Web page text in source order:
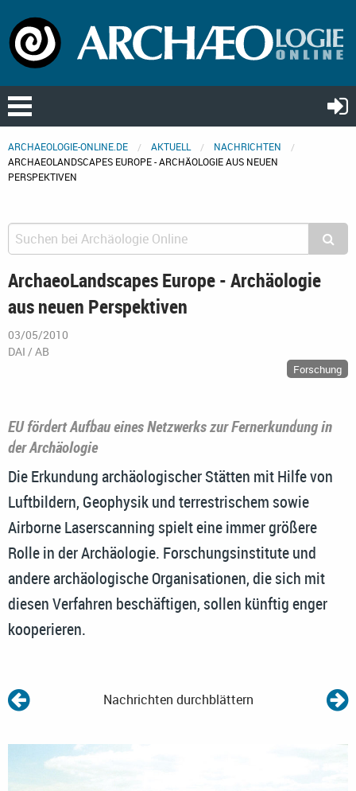
ARCHAEOLOGIE-ONLINE.DE AKTUELL
NACHRICHTEN
ARCHAEOLANDSCAPES EUROPE - ARCHÄOLOGIE AUS NEUEN
PERSPEKTIVEN
ArchaeoLandscapes Europe - Archäologie
aus neuen Perspektiven
03/05/2010
DAI / AB
Forschung
EU fördert Aufbau eines Netzwerks zur Fernerkundung in
der Archäologie
Die Erkundung archäologischer Stätten mit Hilfe von
Luftbildern, Geophysik und terrestrischem sowie
Airborne Laserscanning spielt eine immer größere
Rolle in der Archäologie. Forschungsinstitute und
andere archäologische Organisationen, die sich mit
diesen Verfahren beschäftigen, sollen künftig enger
kooperieren.
Nachrichten durchblättern